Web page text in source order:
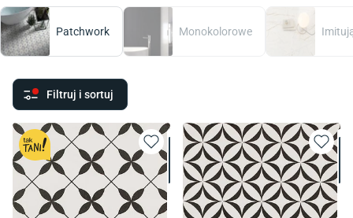
Patchwork Monokolorowe
Filtruj i sortuj